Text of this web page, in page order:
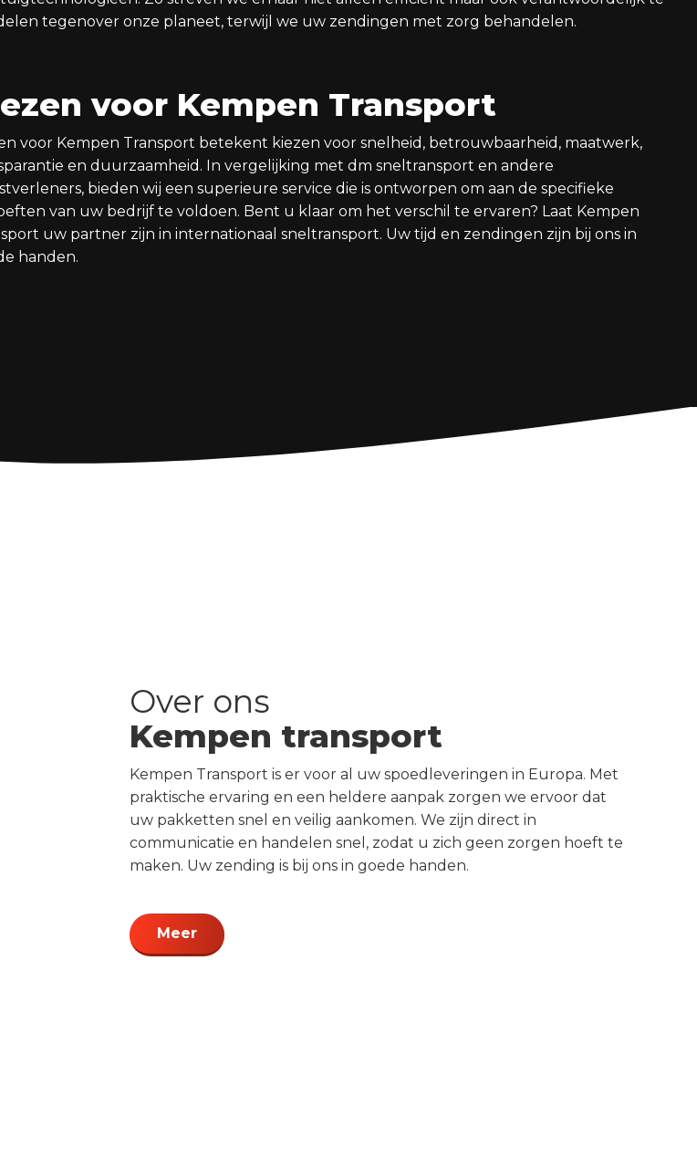
tegenover onze planeet, terwijl we uw zendingen met zorg behandelen.
voor Kempen Transport
voor Kempen Transport betekent kiezen voor snelheid, betrouwbaarheid, maatwerk,
en duurzaamheid. In vergelijking met dm sneltransport en andere
bieden wij een superieure service die is ontworpen om aan de specifieke
van uw bedrijf te voldoen. Bent u klaar om het verschil te ervaren? Laat Kempen
uw partner zijn in internationaal sneltransport. Uw tijd en zendingen zijn bij ons in
handen.
Over ons
Kempen transport
Kempen Transport is er voor al uw spoedleveringen in Europa. Met
praktische ervaring en een heldere aanpak zorgen we ervoor dat
uw pakketten snel en veilig aankomen. We zijn direct in
communicatie en handelen snel, zodat u zich geen zorgen hoeft te
maken. Uw zending is bij ons in goede handen.
Meer